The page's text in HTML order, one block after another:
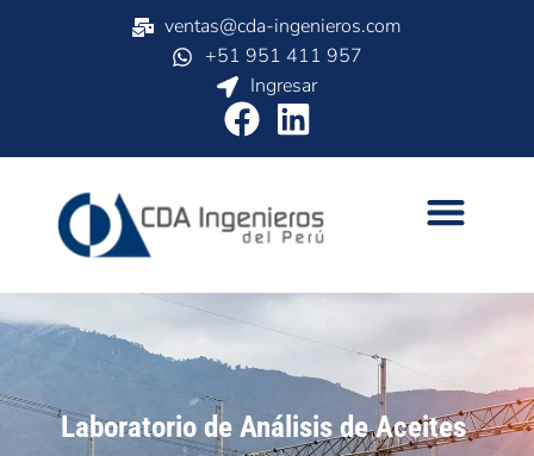
ventas@cda-ingenieros.com
+51 951 411 957
Ingresar
Laboratorio de Análisis de Aceites